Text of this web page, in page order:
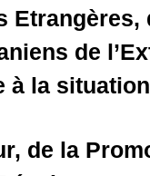
Etrangères,
de
à la
de la